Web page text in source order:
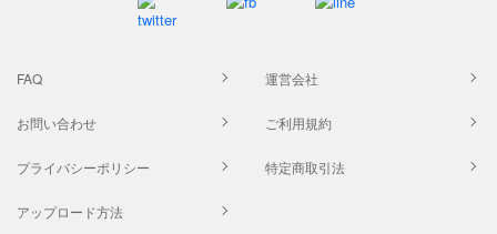
FAQ 運営会社
お問い合わせ ご利用規約
プライバシーポリシー 特定商取引法
アップロード方法